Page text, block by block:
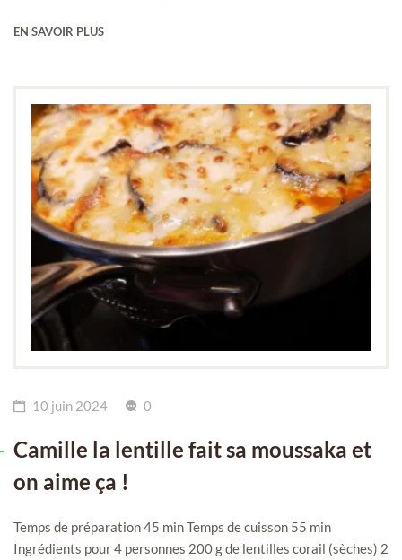
EN SAVOIR PLUS
10 juin 2024 0
Camille la lentille fait sa moussaka et
on aime ça !
Temps de préparation 45 min Temps de cuisson 55 min
Ingrédients pour 4 personnes 200 g de lentilles corail (sèches) 2